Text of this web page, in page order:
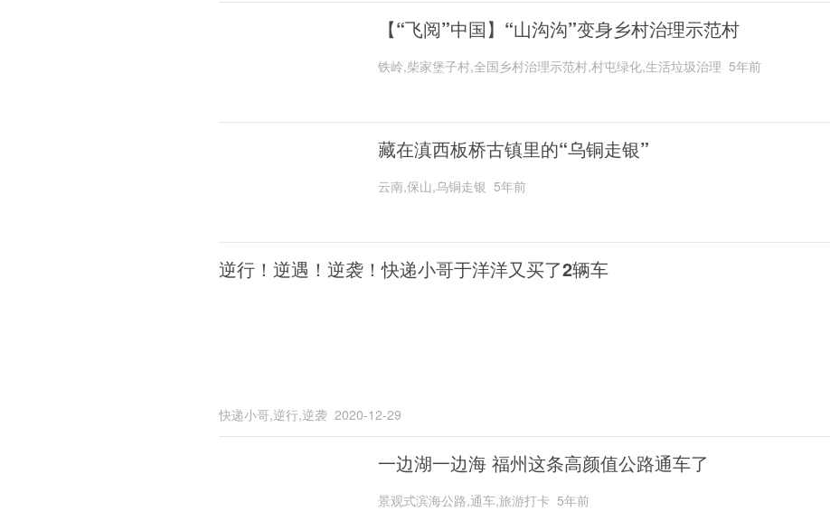
【“飞阅”中国】“山沟沟”变身乡村治理示范村
铁岭,柴家堡子村,全国乡村治理示范村,村屯绿化,生活垃圾治理 5年前
藏在滇西板桥古镇里的“乌铜走银”
云南,保山,乌铜走银 5年前
逆行！逆遇！逆袭！快递小哥于洋洋又买了2辆车
快递小哥,逆行,逆袭 2020-12-29
一边湖一边海 福州这条高颜值公路通车了
景观式滨海公路,通车,旅游打卡 5年前